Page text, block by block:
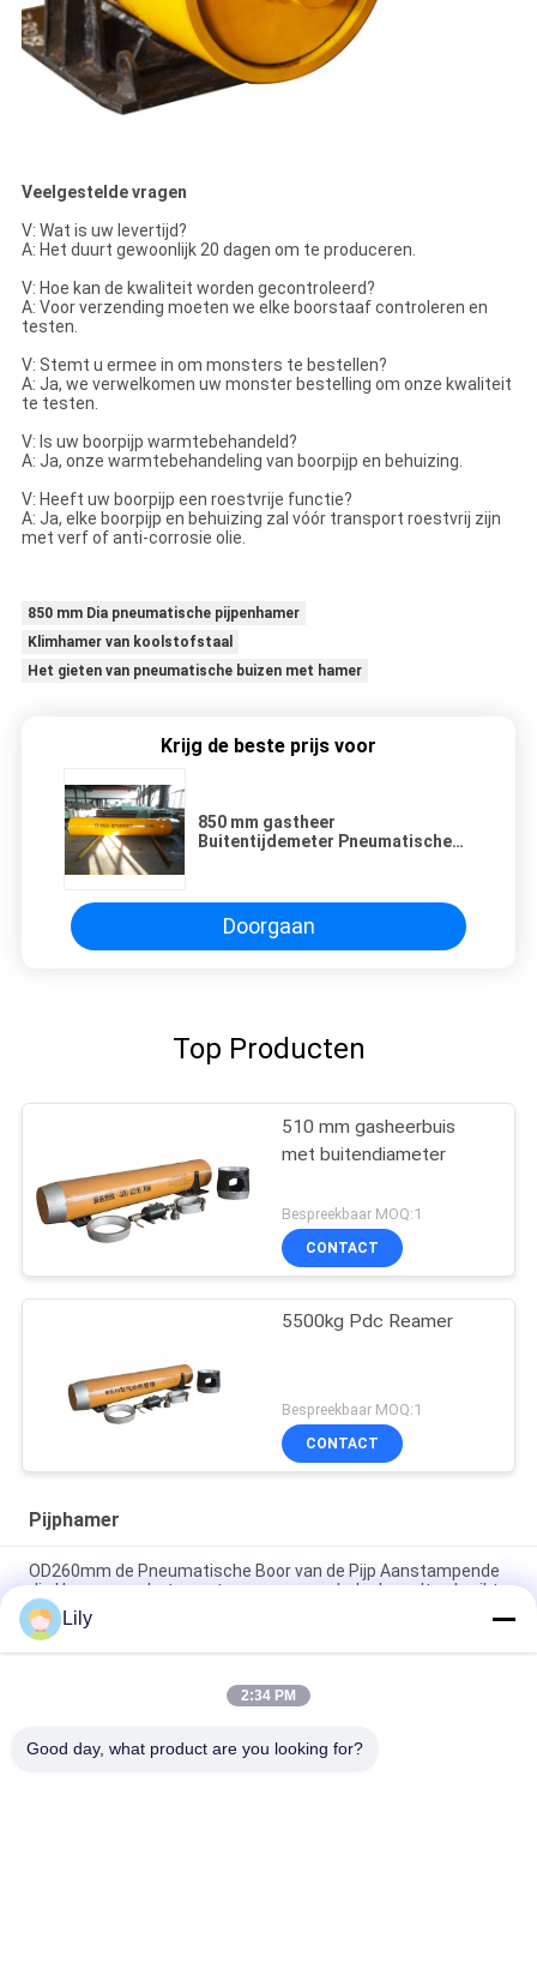
Veelgestelde vragen
V: Wat is uw levertijd?
A: Het duurt gewoonlijk 20 dagen om te produceren.
V: Hoe kan de kwaliteit worden gecontroleerd?
A: Voor verzending moeten we elke boorstaaf controleren en
testen.
V: Stemt u ermee in om monsters te bestellen?
A: Ja, we verwelkomen uw monster bestelling om onze kwaliteit
te testen.
V: Is uw boorpijp warmtebehandeld?
A: Ja, onze warmtebehandeling van boorpijp en behuizing.
V: Heeft uw boorpijp een roestvrije functie?
A: Ja, elke boorpijp en behuizing zal vóór transport roestvrij zijn
met verf of anti-corrosie olie.
850 mm Dia pneumatische pijpenhamer
Klimhamer van koolstofstaal
Het gieten van pneumatische buizen met hamer
Krijg de beste prijs voor
850 mm gastheer
Buitentijdemeter Pneumatische
Doorgaan
Top Producten
510 mm gasheerbuis
met buitendiameter
Bespreekbaar MOQ:1
CONTACT
5500kg Pdc Reamer
Bespreekbaar MOQ:1
CONTACT
Pijphamer
OD260mm de Pneumatische Boor van de Pijp Aanstampende
die Hamer voor het aanstampen van omhulsel wordt gebruikt
BH650 2500T beïnvloedt de Pneumatische Hamer van de
Pijpstamper
28000kN 700mm OD. Gieten Pneumatische Pipe Rammer Voor
Lily
2:34 PM
Good day, what product are you looking for?